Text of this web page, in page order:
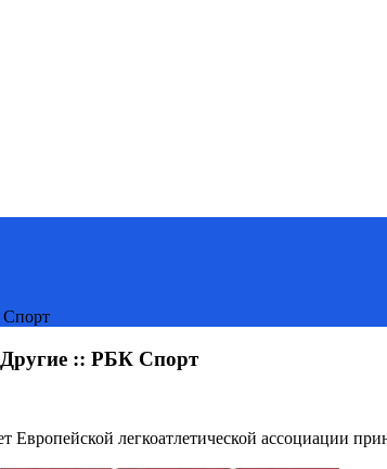
Спорт
Другие :: РБК Спорт
Европейской легкоатлетической ассоциации